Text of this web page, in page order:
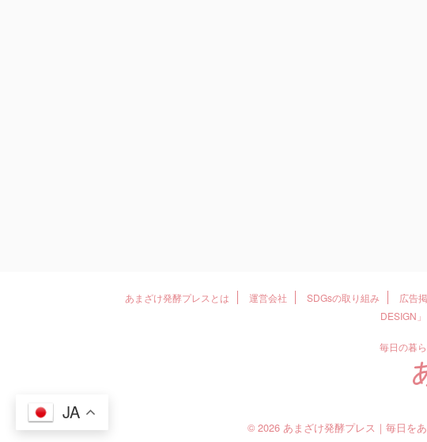
あまざけ発酵プレスとは 運営会社 SDGsの取り組み 広告
DESIGN」
毎日の暮
© 2026 あまざけ発酵プレス｜毎日を
JA